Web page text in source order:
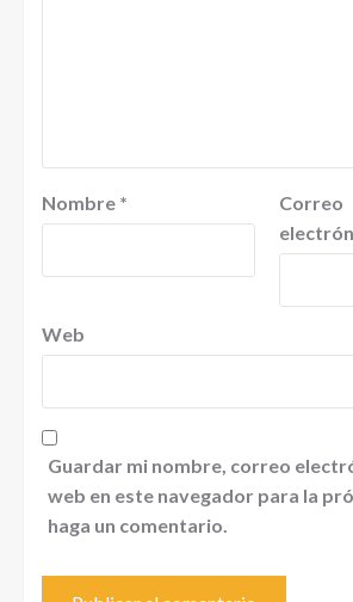
Nombre *
Correo
Web
Guardar mi nombre, correo
web en este navegador para la
haga un comentario.